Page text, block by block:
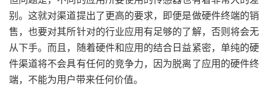
别。这就对渠道提出了更高的要求，即便是做硬件终端的销
售，也要对其所针对的行业应用有足够的了解，否则将会无
从下手。而且，随着硬件和应用的结合日益紧密，单纯的硬
件渠道将不会具有任何的竞争力，因为脱离了应用的硬件终
端，不能为用户带来任何价值。